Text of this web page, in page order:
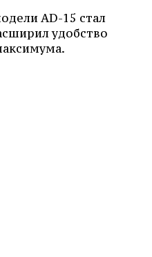
AD-15 стал
удобство